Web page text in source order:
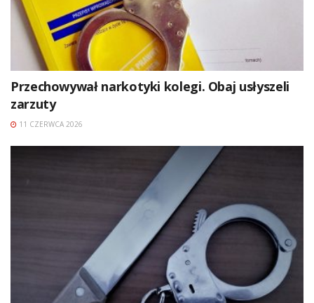
Przechowywał narkotyki kolegi. Obaj usłyszeli
zarzuty
11 CZERWCA 2026